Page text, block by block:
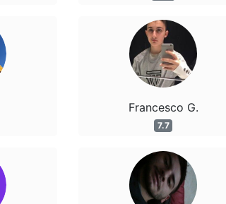
Francesco G.
7.7